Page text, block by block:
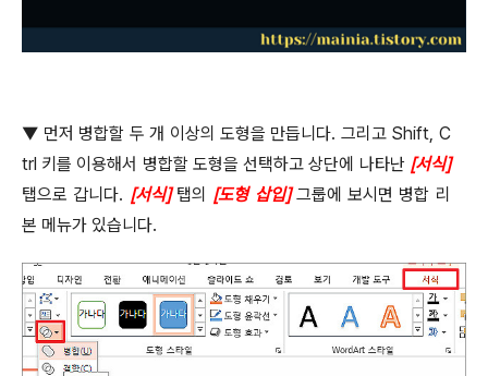
▼ 먼저 병합할 두 개 이상의 도형을 만듭니다. 그리고Shift, C
trl 키를 이용해서 병합할 도형을 선택하고 상단에 나타난 [서식]
탭으로 갑니다. [서식] 탭의 [도형 삽입] 그룹에 보시면 병합 리
본 메뉴가 있습니다.